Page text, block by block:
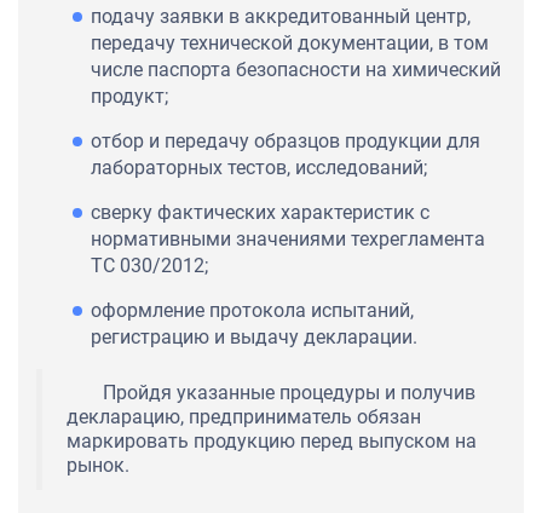
подачу заявки в аккредитованный центр,
передачу технической документации, в том
числе паспорта безопасности на химический
продукт;
отбор и передачу образцов продукции для
лабораторных тестов, исследований;
сверку фактических характеристик с
нормативными значениями техрегламента
ТС 030/2012;
оформление протокола испытаний,
регистрацию и выдачу декларации.
Пройдя указанные процедуры и получив
декларацию, предприниматель обязан
маркировать продукцию перед выпуском на
рынок.